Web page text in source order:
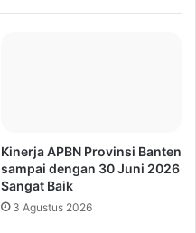
Kinerja APBN Provinsi Banten
sampai dengan 30 Juni 2026
Sangat Baik
3 Agustus 2026